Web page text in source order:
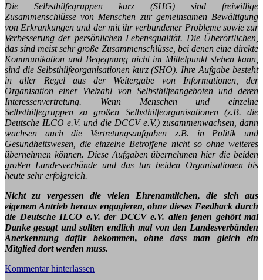
Die Selbsthilfegruppen kurz (SHG) sind freiwillige
Zusammenschlüsse von Menschen zur gemeinsamen Bewältigung
von Erkrankungen und der mit ihr verbundener Probleme sowie zur
Verbesserung der persönlichen Lebensqualität. Die Überörtlichen,
das sind meist sehr große Zusammenschlüsse, bei denen eine direkte
Kommunikation und Begegnung nicht im Mittelpunkt stehen kann,
sind die Selbsthilfeorganisationen kurz (SHO). Ihre Aufgabe besteht
in aller Regel aus der Weitergabe von Informationen, der
Organisation einer Vielzahl von Selbsthilfeangeboten und deren
Interessenvertretung. Wenn Menschen und einzelne
Selbsthilfegruppen zu großen Selbsthilfeorganisationen (z.B. die
Deutsche ILCO e.V. und die DCCV e.V.) zusammenwachsen, dann
wachsen auch die Vertretungsaufgaben z.B. in Politik und
Gesundheitswesen, die einzelne Betroffene nicht so ohne weiteres
übernehmen können. Diese Aufgaben übernehmen hier die beiden
großen Landesverbände und das tun beiden Organisationen bis
heute sehr erfolgreich.
Nicht zu vergessen die vielen Ehrenamtlichen, die sich aus
eigenem Antrieb heraus engagieren, ohne dieses Feedback durch
die Deutsche ILCO e.V. der DCCV e.V. allen jenen gehört mal
Danke gesagt und sollten endlich mal von den Landesverbänden
Anerkennung dafür bekommen, ohne dass man gleich ein
Mitglied dort werden muss.
Kommentar hinterlassen